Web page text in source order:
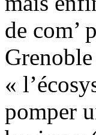
de com’
«
pomper